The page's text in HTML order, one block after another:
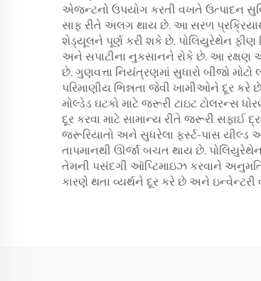
એજન્ટનો ઉપયોગ કરતી વખતે ઉત્પાદન
સાફ રીતે અલગ થાય છે. આ સરળ
શેડ્યૂલને પૂર્ણ કરી શકે છે. પોલિયુરેથેન ફીણ
અને સપાટીના નુકસાનને રોકે છે. આ રક્ષણ
છે. ગુણવત્તા નિયંત્રણમાં સુધારો બીજો
પરિમાણીય ભિન્નતા જેવી ખામીઓને દૂર કરે
મોલ્ડેડ ઘટકો માટે જરૂરી ટાઇટ ટોલરન્સ
દૂર કરવા માટે સામાન્ય રીતે જરૂરી સફાઈ
જરૂરિયાતો અને સુધરેલા ફર્સ્ટ-પાસ
તાપમાનથી ઊર્જા બચત થાય છે.
તેમની પસંદગી ઑપ્ટિમાઇઝ કરવાને
કારણે થતા વ્યર્થને દૂર કરે છે અને